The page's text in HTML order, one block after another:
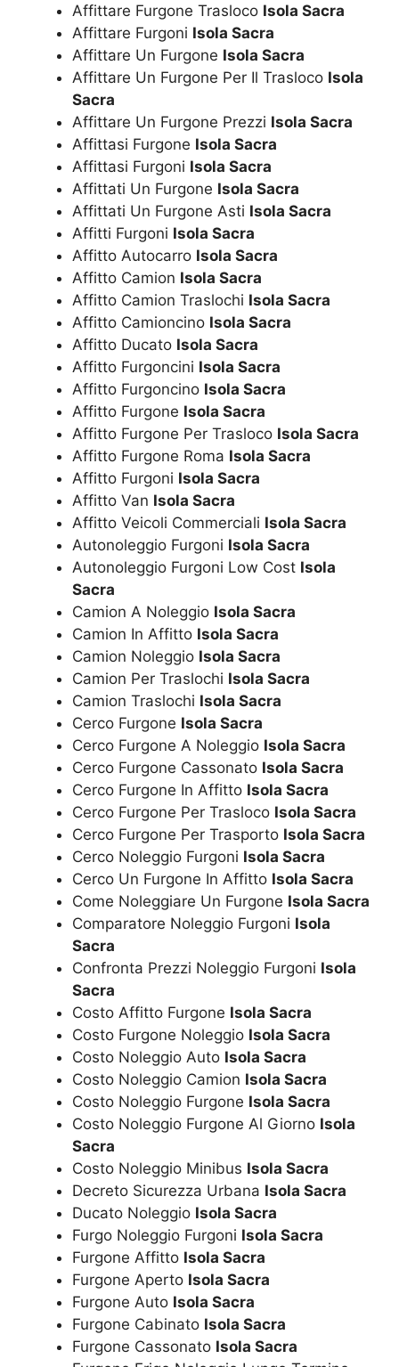
Affittare Furgone Trasloco Isola Sacra
Affittare Furgoni Isola Sacra
Affittare Un Furgone Isola Sacra
Affittare Un Furgone Per Il Trasloco Isola
Sacra
Affittare Un Furgone Prezzi Isola Sacra
Affittasi Furgone Isola Sacra
Affittasi Furgoni Isola Sacra
Affittati Un Furgone Isola Sacra
Affittati Un Furgone Asti Isola Sacra
Affitti Furgoni Isola Sacra
Affitto Autocarro Isola Sacra
Affitto Camion Isola Sacra
Affitto Camion Traslochi Isola Sacra
Affitto Camioncino Isola Sacra
Affitto Ducato Isola Sacra
Affitto Furgoncini Isola Sacra
Affitto Furgoncino Isola Sacra
Affitto Furgone Isola Sacra
Affitto Furgone Per Trasloco Isola Sacra
Affitto Furgone Roma Isola Sacra
Affitto Furgoni Isola Sacra
Affitto Van Isola Sacra
Affitto Veicoli Commerciali Isola Sacra
Autonoleggio Furgoni Isola Sacra
Autonoleggio Furgoni Low Cost Isola
Sacra
Camion A Noleggio Isola Sacra
Camion In Affitto Isola Sacra
Camion Noleggio Isola Sacra
Camion Per Traslochi Isola Sacra
Camion Traslochi Isola Sacra
Cerco Furgone Isola Sacra
Cerco Furgone A Noleggio Isola Sacra
Cerco Furgone Cassonato Isola Sacra
Cerco Furgone In Affitto Isola Sacra
Cerco Furgone Per Trasloco Isola Sacra
Cerco Furgone Per Trasporto Isola Sacra
Cerco Noleggio Furgoni Isola Sacra
Cerco Un Furgone In Affitto Isola Sacra
Come Noleggiare Un Furgone Isola Sacra
Comparatore Noleggio Furgoni Isola
Sacra
Confronta Prezzi Noleggio Furgoni Isola
Sacra
Costo Affitto Furgone Isola Sacra
Costo Furgone Noleggio Isola Sacra
Costo Noleggio Auto Isola Sacra
Costo Noleggio Camion Isola Sacra
Costo Noleggio Furgone Isola Sacra
Costo Noleggio Furgone Al Giorno Isola
Sacra
Costo Noleggio Minibus Isola Sacra
Decreto Sicurezza Urbana Isola Sacra
Ducato Noleggio Isola Sacra
Furgo Noleggio Furgoni Isola Sacra
Furgone Affitto Isola Sacra
Furgone Aperto Isola Sacra
Furgone Auto Isola Sacra
Furgone Cabinato Isola Sacra
Furgone Cassonato Isola Sacra